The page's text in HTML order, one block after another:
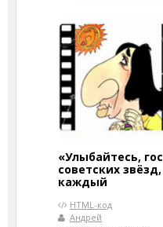
«Улыбайтесь,
советских
каждый
HTML-код
Андрей